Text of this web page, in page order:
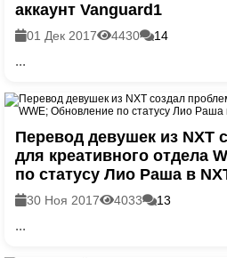
аккаунт Vanguard1
01 Дек 2017 4430 14
...
Перевод девушек из NXT
для креативного отдела
по статусу Лио Раша в
30 Ноя 2017 4033 13
...